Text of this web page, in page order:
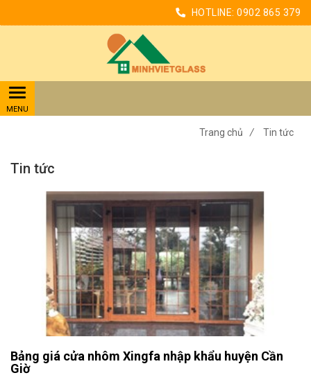
HOTLINE: 0902 865 379
Trang chủ / Tin tức
Tin tức
Bảng giá cửa nhôm Xingfa nhập khẩu huyện Cần
Giờ